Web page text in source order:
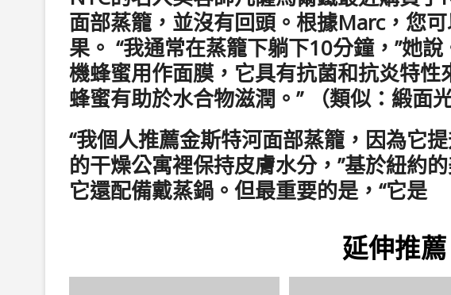
面部蒸籠，並沒有回頭。根據Marc，您
果。 “我通常在蒸籠下躺下10分鐘，”她
機蜂蜜用作面膜，它具有抗菌和抗炎特性
蜂蜜有助於水合物滋潤。” （類似：緞面
“我個人推薦金斯特河面部蒸籠，因為它
的干燥公寓裡保持皮膚水分，”基於紐約
它還配備戴蒸鍋。但最重要的是，“它是
延伸推薦